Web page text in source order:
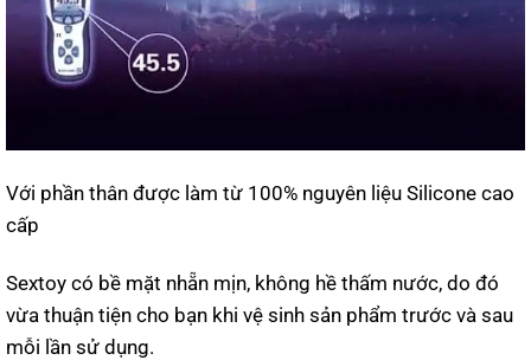
Với phần thân được làm từ 100% nguyên liệu Silicone cao
cấp
Sextoy có bề mặt nhẵn mịn, không hề thấm nước, do đó
vừa thuận tiện cho bạn khi vệ sinh sản phẩm trước và sau
mỗi lần sử dụng.